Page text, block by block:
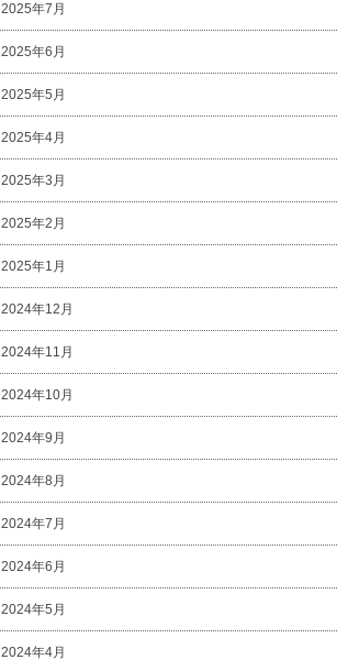
2025年7月
2025年6月
2025年5月
2025年4月
2025年3月
2025年2月
2025年1月
2024年12月
2024年11月
2024年10月
2024年9月
2024年8月
2024年7月
2024年6月
2024年5月
2024年4月